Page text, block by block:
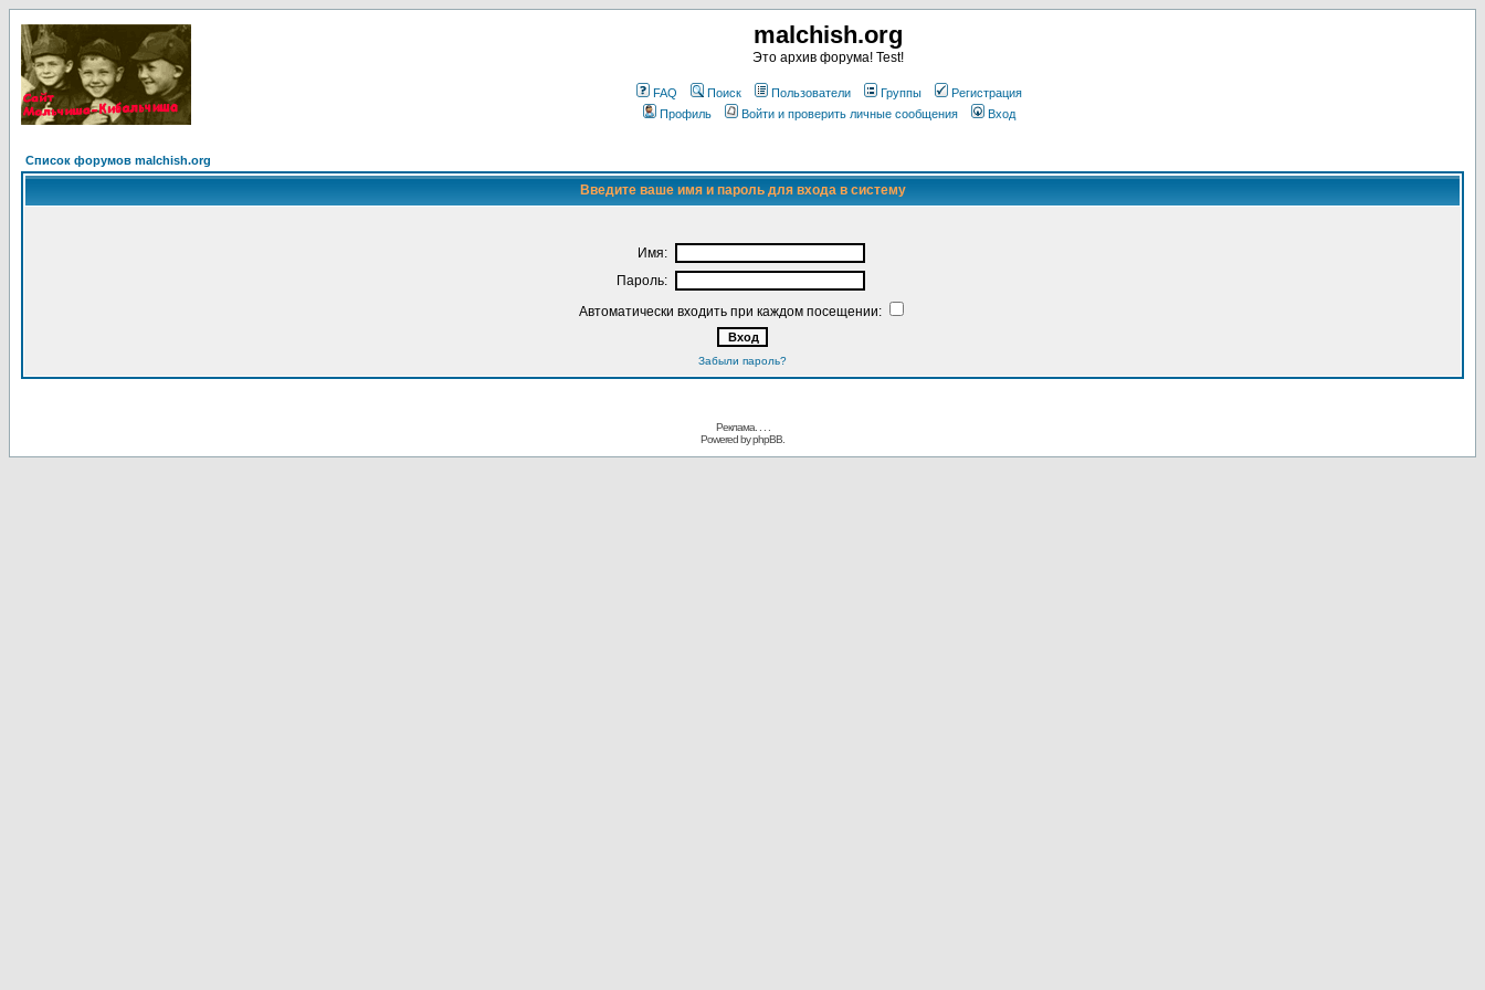
malchish.org
Это архив форума! Test!
FAQ Поиск Пользователи Группы
Регистрация
Профиль
Войти и проверить личные сообщения Вход
Список форумов malchish.org
Введите ваше имя и пароль для входа в систему
Имя:
Пароль:
Автоматически входить при каждом посещении:
Забыли пароль?
Реклама. . .
Powered byphpBB.